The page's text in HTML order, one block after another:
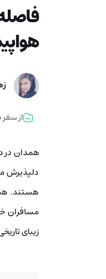
از سفر
همدان در
دلپذیرش
هستند.
مسافران
زیبای